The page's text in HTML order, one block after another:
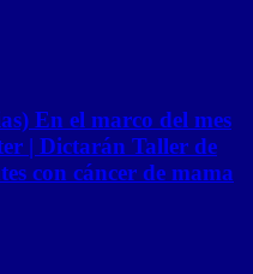
En el marco del mes
| Dictarán Taller de
con cáncer de mama